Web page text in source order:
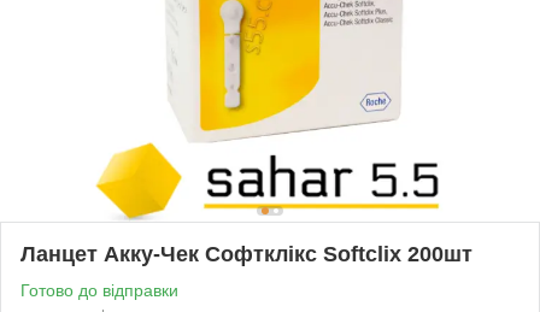
Ланцет Акку-Чек Софтклікс Softclix 200шт
Готово до відправки